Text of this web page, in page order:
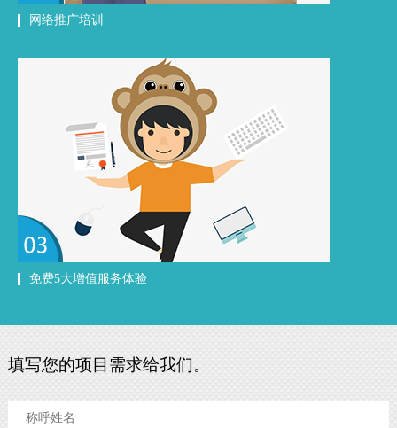
网络推广培训
免费5大增值服务体验
填写您的项目需求给我们。